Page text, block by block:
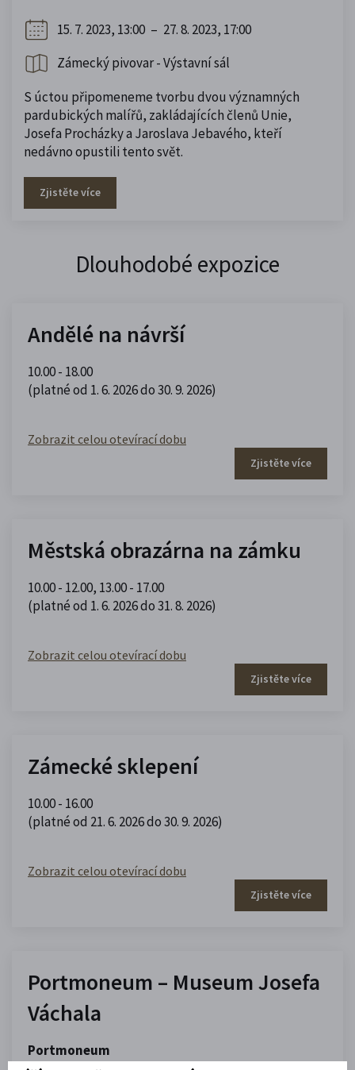
15. 7. 2023, 13:00 – 27. 8. 2023, 17:00
Zámecký pivovar - Výstavní sál
S úctou připomeneme tvorbu dvou významných
pardubických malířů, zakládajících členů Unie,
Josefa Procházky a Jaroslava Jebavého, kteří
nedávno opustili tento svět.
Zjistěte více
Dlouhodobé expozice
Andělé na návrší
10.00 - 18.00
(platné od 1. 6. 2026 do 30. 9. 2026)
Zobrazit celou otevírací dobu
Zjistěte více
Městská obrazárna na zámku
10.00 - 12.00, 13.00 - 17.00
(platné od 1. 6. 2026 do 31. 8. 2026)
Zobrazit celou otevírací dobu
Zjistěte více
Zámecké sklepení
10.00 - 16.00
(platné od 21. 6. 2026 do 30. 9. 2026)
Zobrazit celou otevírací dobu
Zjistěte více
Portmoneum – Museum Josefa
Váchala
Portmoneum